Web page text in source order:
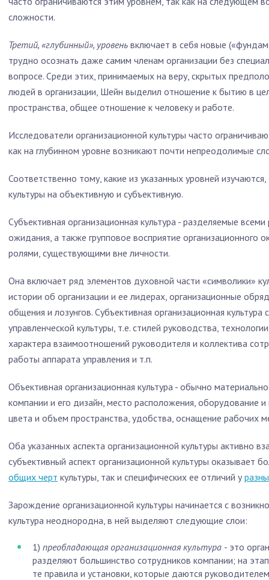
сложности.
Третий, «глубинный», уровень включает в себя новые
трудно осознать даже самим членам организации без
вопросе. Среди этих, принимаемых на веру, скрытых
людей в организации, Шейн выделил отношение к бытию в
пространства, общее отношение к человеку и работе.
Исследователи организационной культуры часто
как на глубинном уровне возникают почти непреодолимые
Соответственно тому, какие из указанных уровней
культуры на объективную и субъективную.
Субъективная организационная культура - разделяемые
ожидания, а также групповое восприятие организационного
ролями, существующими вне личности.
Она включает ряд элементов духовной части «символики»
истории об организации и ее лидерах, организационные
общения и лозунгов. Субъективная организационная
управленческой культуры, т.е. стилей руководства,
характера взаимоотношений руководителя и коллектива
работы аппарата управления и т.п.
Объективная организационная культура - обычно
компании и его дизайн, место расположения, оборудование
цвета и объем пространства, удобства, оснащение рабочих
Оба указанных аспекта организационной культуры активно
субъективный аспект организационной культуры оказывает
общих черт культуры, так и специфических ее отличий у
Зарождение организационной культуры начинается с
культура неоднородна, в ней выделяют следующие слои:
1) преобладающая организационная культура - это
разделяют большинство сотрудников компании; на
те правила и установки, которые даются